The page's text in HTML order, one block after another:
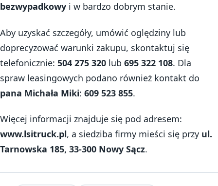
bezwypadkowy i w bardzo dobrym stanie.
Aby uzyskać szczegóły, umówić oględziny lub
doprecyzować warunki zakupu, skontaktuj się
telefonicznie: 504 275 320 lub 695 322 108. Dla
spraw leasingowych podano również kontakt do
pana Michała Miki: 609 523 855.
Więcej informacji znajduje się pod adresem:
www.lsitruck.pl, a siedziba firmy mieści się przy ul.
Tarnowska 185, 33-300 Nowy Sącz.